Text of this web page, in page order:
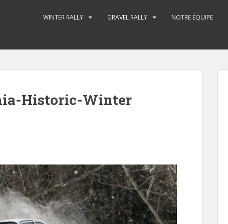
WINTER RALLY GRAVEL RALLY NOTRE ÉQUIPE
Historic-Winter